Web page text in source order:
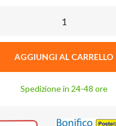
AGGIUNGI AL CARRELLO
Spedizione in 24-48 ore